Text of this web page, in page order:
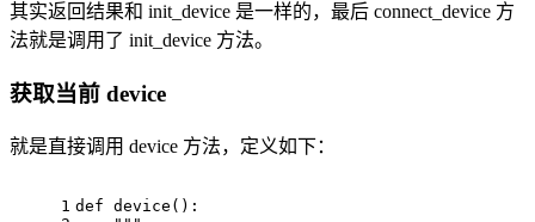
其实返回结果和 init_device 是一样的，最后 connect_device 方
法就是调用了 init_device 方法。
获取当前 device
就是直接调用 device 方法，定义如下：
1 def device () :